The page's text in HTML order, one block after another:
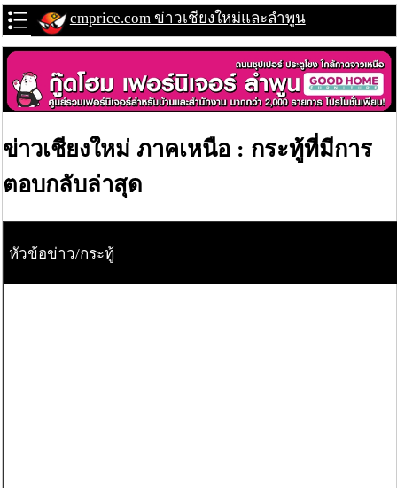
cmprice.com ข่าวเชียงใหม่และลำพูน
ข่าวเชียงใหม่ ภาคเหนือ : กระทู้ที่มีการ
ตอบกลับล่าสุด
หัวข้อข่าว/กระทู้